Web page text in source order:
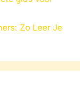
Zo Leer Je